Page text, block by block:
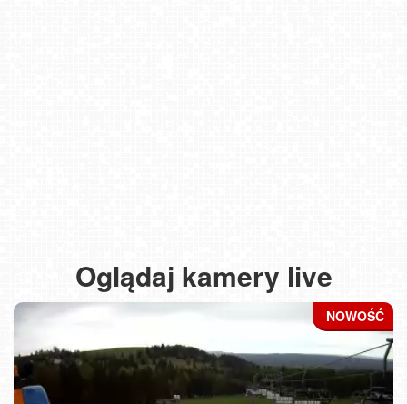
Oglądaj kamery live